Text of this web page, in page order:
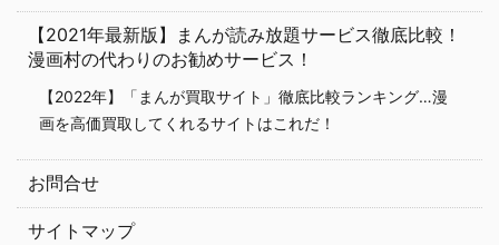
【2021年最新版】まんが読み放題サービス徹底比較！
漫画村の代わりのお勧めサービス！
【2022年】「まんが買取サイト」徹底比較ランキング…漫
画を高価買取してくれるサイトはこれだ！
お問合せ
サイトマップ